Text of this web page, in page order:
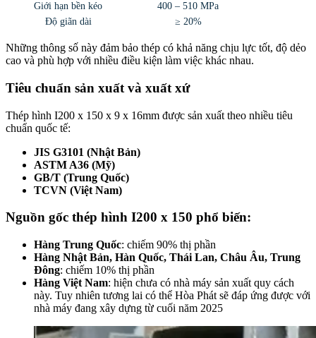
Giới hạn bền kéo
400 – 510 MPa
Độ giãn dài
≥ 20%
Những thông số này đảm bảo thép có khả năng chịu lực tốt, độ dẻo
cao và phù hợp với nhiều điều kiện làm việc khác nhau.
Tiêu chuẩn sản xuất và xuất xứ
Thép hình I200 x 150 x 9 x 16mm được sản xuất theo nhiều tiêu
chuẩn quốc tế:
JIS G3101 (Nhật Bản)
ASTM A36 (Mỹ)
GB/T (Trung Quốc)
TCVN (Việt Nam)
Nguồn gốc thép hình I200 x 150 phổ biến:
Hàng Trung Quốc: chiếm 90% thị phần
Hàng Nhật Bản, Hàn Quốc, Thái Lan, Châu Âu, Trung
Đông: chiếm 10% thị phần
Hàng Việt Nam: hiện chưa có nhà máy sản xuất quy cách
này. Tuy nhiên tương lai có thể Hòa Phát sẽ đáp ứng được với
nhà máy đang xây dựng từ cuối năm 2025